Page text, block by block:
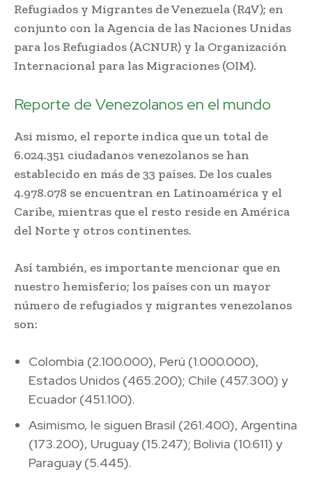
Refugiados y Migrantes de Venezuela (R4V); en
conjunto con la Agencia de las Naciones Unidas
para los Refugiados (ACNUR) y la Organización
Internacional para las Migraciones (OIM).
Reporte de Venezolanos en el mundo
Asi mismo, el reporte indica que un total de
6.024.351 ciudadanos venezolanos se han
establecido en más de 33 países. De los cuales
4.978.078 se encuentran en Latinoamérica y el
Caribe, mientras que el resto reside en América
del Norte y otros continentes.
Así también, es importante mencionar que en
nuestro hemisferio; los países con un mayor
número de refugiados y migrantes venezolanos
son:
Colombia (2.100.000), Perú (1.000.000),
Estados Unidos (465.200); Chile (457.300) y
Ecuador (451.100).
Asimismo, le siguen Brasil (261.400), Argentina
(173.200), Uruguay (15.247); Bolivia (10.611) y
Paraguay (5.445).